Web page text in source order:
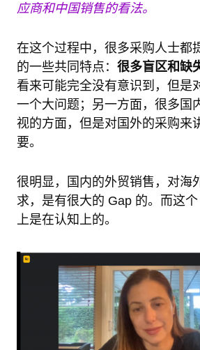
应商和中国销售的看法。
在这个过程中，很多采购人士都
的一些共同特点： 很多盲区和缺
看来可能完全没有意识到，但是
一个大问题；另一方面，很多国
视的方面，但是对国外的采购来
要。
很明显，国内的外贸销售，对海
求，是有很大的 Gap 的。而这
上是在认知上的。